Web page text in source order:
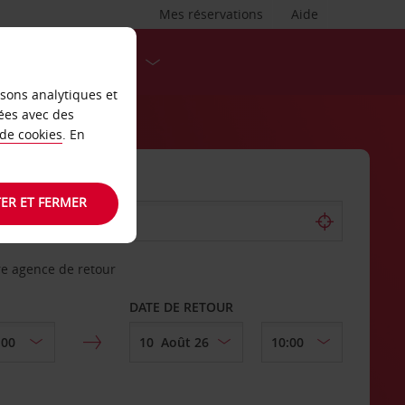
Aide
Mes réservations
agence de retour
DATE DE RETOUR
analytiques et
avec des
cookies. En
ET FERMER